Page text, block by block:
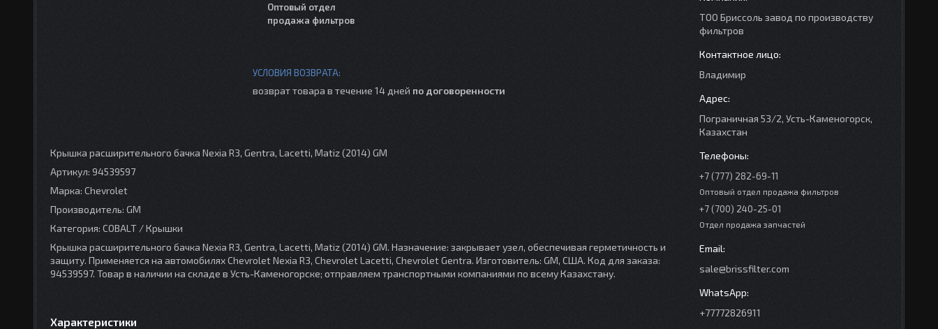
Оптовый отдел
продажа фильтров
возврат товара в течение 14 дней по договоренности
Крышка расширительного бачка Nexia R3, Gentra, Lacetti, Matiz (2014) GM
Артикул: 94539597
Марка: Chevrolet
Производитель: GM
Категория: COBALT / Крышки
Крышка расширительного бачка Nexia R3, Gentra, Lacetti, Matiz (2014) GM. Назначение: закрывает узел, обеспечивая герметичность и
защиту. Применяется на автомобилях Chevrolet Nexia R3, Chevrolet Lacetti, Chevrolet Gentra. Изготовитель: GM, США. Код для заказа:
94539597. Товар в наличии на складе в Усть-Каменогорске; отправляем транспортными компаниями по всему Казахстану.
Характеристики
ТОО Бриссоль завод по производству
фильтров
Владимир
Пограничная 53/2, Усть-Каменогорск,
Казахстан
+7 (777) 282-69-11
Оптовый отдел продажа фильтров
+7 (700) 240-25-01
Отдел продажа запчастей
sale@brissfilter.com
+77772826911